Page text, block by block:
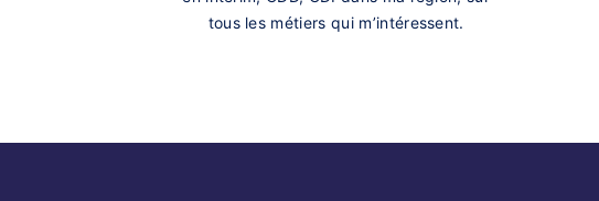
tous les métiers qui m’intéressent.